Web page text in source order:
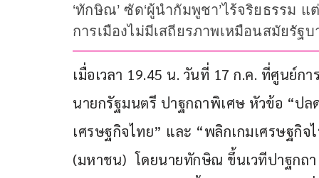
‘ทักษิณ’ ซัด‘ผู้นำกัมพูชา’ไร้จริยธรรม
การเมืองไม่มีเสถียรภาพเหมือนสมัยรัฐบ
เมื่อเวลา 19.45 น. วันที่ 17 ก.ค. ที่ศูนย์
นายกรัฐมนตรี ปาฐกถาพิเศษ หัวข้อ “ปล
เศรษฐกิจไทย” และ “พลิกเกมเศรษฐกิ
(มหาชน)  โดยนายทักษิณ ขึ้นเวทีปาฐกถ